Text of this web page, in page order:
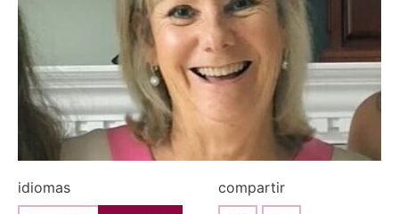
idiomas compartir